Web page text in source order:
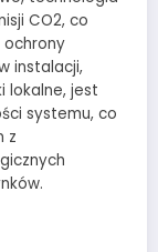
CO2, co
ochrony
instalacji,
lokalne, jest
systemu, co
z